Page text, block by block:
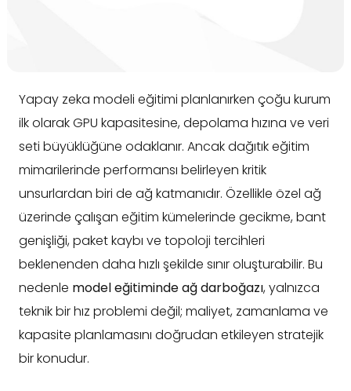
Yapay zeka modeli eğitimi planlanırken çoğu kurum
ilk olarak GPU kapasitesine, depolama hızına ve veri
seti büyüklüğüne odaklanır. Ancak dağıtık eğitim
mimarilerinde performansı belirleyen kritik
unsurlardan biri de ağ katmanıdır. Özellikle özel ağ
üzerinde çalışan eğitim kümelerinde gecikme, bant
genişliği, paket kaybı ve topoloji tercihleri
beklenenden daha hızlı şekilde sınır oluşturabilir. Bu
nedenle model eğitiminde ağ darboğazı, yalnızca
teknik bir hız problemi değil; maliyet, zamanlama ve
kapasite planlamasını doğrudan etkileyen stratejik
bir konudur.